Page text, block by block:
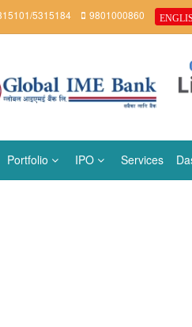
5315184 9801000860
Portfolio IPO Services